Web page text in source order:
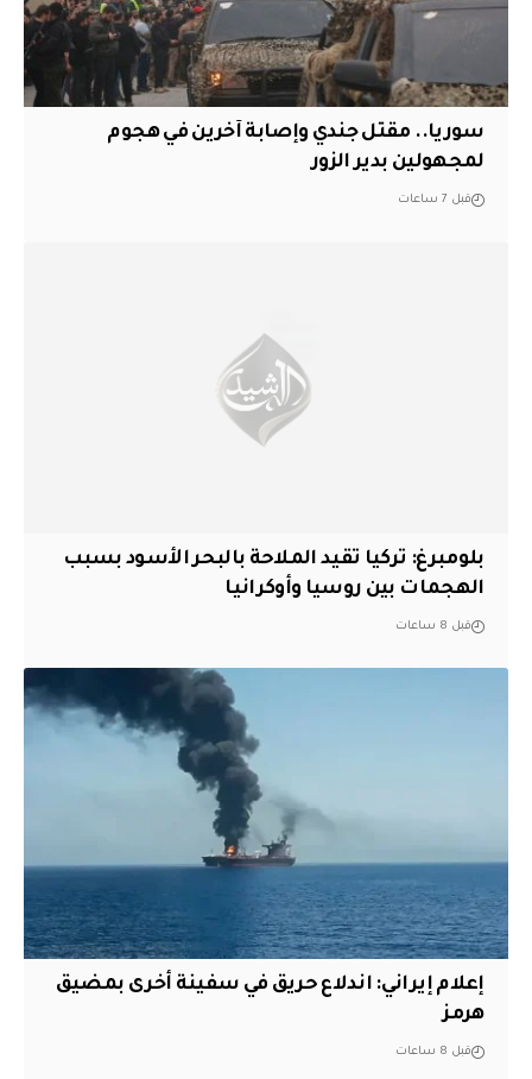
سوريا.. مقتل جندي وإصابة آخرين في هجوم
لمجهولين بدير الزور
قبل 7 ساعات
بلومبرغ: تركيا تقيد الملاحة بالبحر الأسود بسبب
الهجمات بين روسيا وأوكرانيا
قبل 8 ساعات
إعلام إيراني: اندلاع حريق في سفينة أخرى بمضيق
هرمز
قبل 8 ساعات